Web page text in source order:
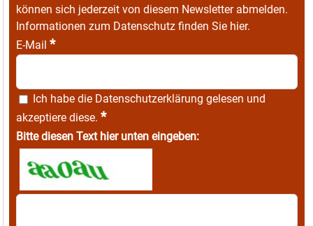
können sich jederzeit von diesem Newsletter abmelden.
Informationen zum Datenschutz finden Sie hier.
E-Mail *
Ich habe die Datenschutzerklärung gelesen und
akzeptiere diese. *
Bitte diesen Text hier unten eingeben: